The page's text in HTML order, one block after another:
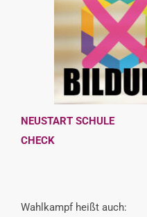
VERANSTALTUNGEN
KONTAKT
NEUSTART SCHULE
CHECK
Wahlkampf heißt auch: